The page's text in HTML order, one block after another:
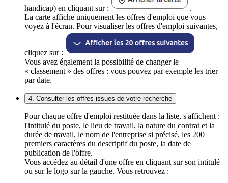
handicap) en cliquant sur :
.
La carte affiche uniquement les offres d'emploi que vous
voyez à l'écran. Pour visualiser les offres d'emploi suivantes,
cliquez sur :
Vous avez également la possibilité de changer le
« classement » des offres : vous pouvez par exemple les trier
par date.
4. Consulter les offres issues de votre recherche
Pour chaque offre d'emploi restituée dans la liste, s'affichent :
l'intitulé du poste, le lieu de travail, la nature du contrat et la
durée de travail, le nom de l'entreprise si précisé, les 200
premiers caractères du descriptif du poste, la date de
publication de l'offre.
Vous accédez au détail d'une offre en cliquant sur son intitulé
ou sur le logo sur la gauche. Vous retrouvez :